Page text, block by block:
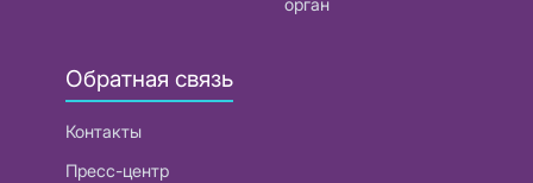
орган
Обратная связь
Контакты
Пресс-центр